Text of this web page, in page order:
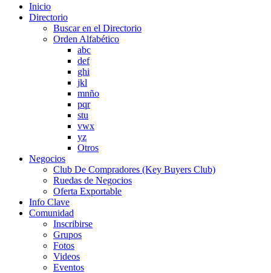
Inicio
Directorio
Buscar en el Directorio
Orden Alfabético
abc
def
ghi
jkl
mnño
pqr
stu
vwx
yz
Otros
Negocios
Club De Compradores (Key Buyers Club)
Ruedas de Negocios
Oferta Exportable
Info Clave
Comunidad
Inscribirse
Grupos
Fotos
Videos
Eventos